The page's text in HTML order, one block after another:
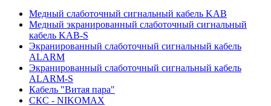
Медный слаботочный сигнальный кабель KAB
Медный экранированный слаботочный сигнальный
кабель KAB-S
Экранированный слаботочный сигнальный кабель
ALARM
Экранированный слаботочный сигнальный кабель
ALARM-S
Кабель "Витая пара"
СКС - NIKOMAX